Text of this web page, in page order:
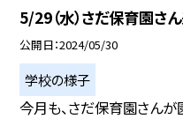
5/29（水）さだ保育園さ
公開日 2024/05/30
学校の様子
今月も、さだ保育園さんが